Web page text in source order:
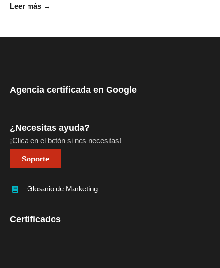
Leer más →
Agencia certificada en Google
¿Necesitas ayuda?
¡Clica en el botón si nos necesitas!
Soporte
Glosario de Marketing
Certificados